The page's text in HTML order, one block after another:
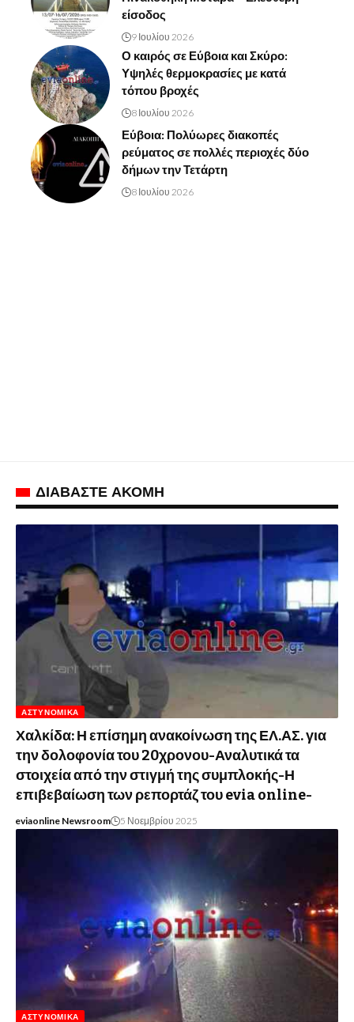
είσοδος
9 Ιουλίου 2026
Ο καιρός σε Εύβοια και Σκύρο:
Υψηλές θερμοκρασίες με κατά
τόπου βροχές
8 Ιουλίου 2026
Εύβοια: Πολύωρες διακοπές
ρεύματος σε πολλές περιοχές δύο
δήμων την Τετάρτη
8 Ιουλίου 2026
ΔΙΑΒΑΣΤΕ ΑΚΟΜΗ
ΑΣΤΥΝΟΜΙΚΆ
Χαλκίδα: Η επίσημη ανακοίνωση της ΕΛ.ΑΣ. για
την δολοφονία του 20χρονου-Αναλυτικά τα
στοιχεία από την στιγμή της συμπλοκής-Η
επιβεβαίωση των ρεπορτάζ του evia online-
eviaonline Newsroom 5 Νοεμβρίου 2025
ΑΣΤΥΝΟΜΙΚΆ